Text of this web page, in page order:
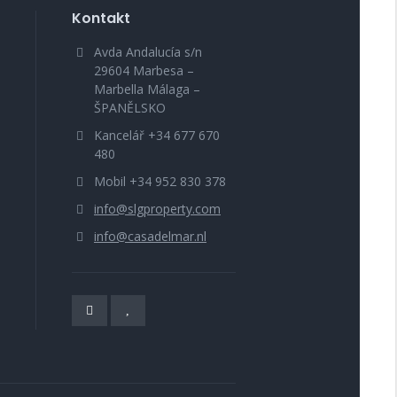
Kontakt
Avda Andalucía s/n
29604 Marbesa –
Marbella Málaga –
ŠPANĚLSKO
Kancelář +34 677 670
480
Mobil +34 952 830 378
info@slgproperty.com
info@casadelmar.nl